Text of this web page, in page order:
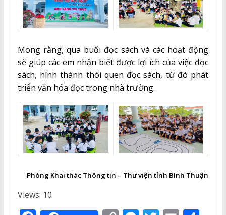
Mong rằng, qua buổi đọc sách và các hoạt động
sẽ giúp các em nhận biết được lợi ích của việc đọc
sách, hình thành thói quen đọc sách, từ đó phát
triển văn hóa đọc trong nhà trường.
Phòng Khai thác Thông tin – Thư viện tỉnh Bình Thuận
Views: 10